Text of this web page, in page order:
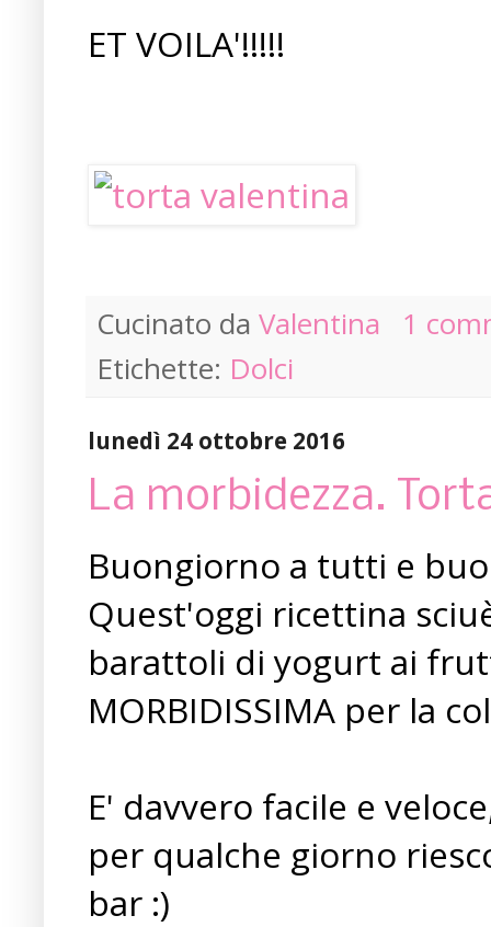
ET VOILA'!!!!!
Cucinato da Valentina
1
Etichette: Dolci
lunedì 24 ottobre 2016
La morbidezza.
Buongiorno a tutti e
Quest'oggi ricettina
barattoli di yogurt ai
MORBIDISSIMA per la
E' davvero facile e
per qualche giorno
bar :)